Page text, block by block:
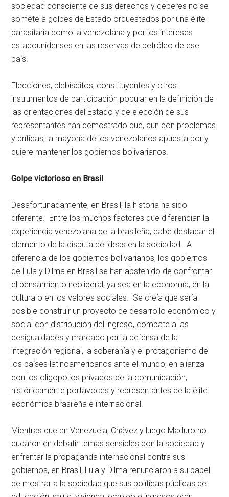
sociedad consciente de sus derechos y deberes no se
somete a golpes de Estado orquestados por una élite
parasitaria como la venezolana y por los intereses
estadounidenses en las reservas de petróleo de ese
país.
Elecciones, plebiscitos, constituyentes y otros
instrumentos de participación popular en la definición de
las orientaciones del Estado y de elección de sus
representantes han demostrado que, aun con problemas
y críticas, la mayoría de los venezolanos apuesta por y
quiere mantener los gobiernos bolivarianos.
Golpe victorioso en Brasil
Desafortunadamente, en Brasil, la historia ha sido
diferente. Entre los muchos factores que diferencian la
experiencia venezolana de la brasileña, cabe destacar el
elemento de la disputa de ideas en la sociedad. A
diferencia de los gobiernos bolivarianos, los gobiernos
de Lula y Dilma en Brasil se han abstenido de confrontar
el pensamiento neoliberal, ya sea en la economía, en la
cultura o en los valores sociales. Se creía que sería
posible construir un proyecto de desarrollo económico y
social con distribución del ingreso, combate a las
desigualdades y marcado por la defensa de la
integración regional, la soberanía y el protagonismo de
los países latinoamericanos ante el mundo, en alianza
con los oligopolios privados de la comunicación,
históricamente portavoces y representantes de la élite
económica brasileña e internacional.
Mientras que en Venezuela, Chávez y luego Maduro no
dudaron en debatir temas sensibles con la sociedad y
enfrentar la propaganda internacional contra sus
gobiernos, en Brasil, Lula y Dilma renunciaron a su papel
de mostrar a la sociedad que sus políticas públicas de